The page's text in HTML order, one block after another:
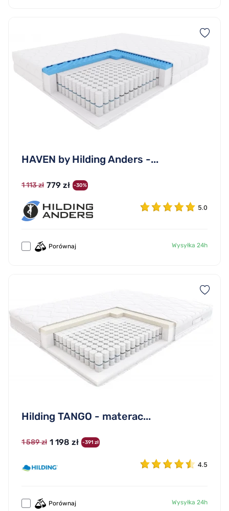
HAVEN by Hilding Anders -...
1 113 zł 779 zł -30%
5.0
Porównaj Wysyłka 24h
Hilding TANGO - materac...
1 589 zł 1 198 zł -391 zł
4.5
Porównaj Wysyłka 24h